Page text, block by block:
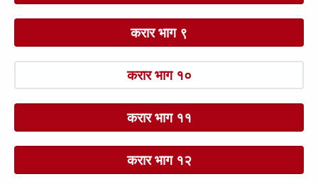
करार भाग ९
करार भाग १०
करार भाग ११
करार भाग १२